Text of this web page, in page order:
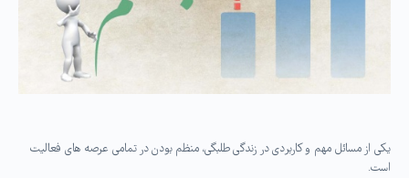
یکی از مسائل مهم و کاربردی در زندگی طلبگی، منظم بودن در تمامی عرصه های فعالیت
است.